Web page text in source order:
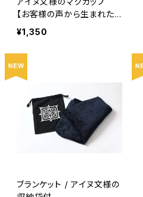
【お客様の声から生まれた
商品】
¥1,350
ブランケット / アイヌ文様の